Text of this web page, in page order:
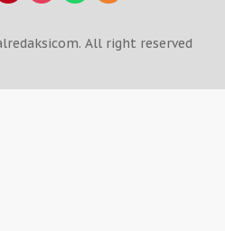
All right reserved